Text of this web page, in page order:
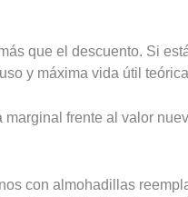
que el descuento. Si
y máxima vida útil
frente al valor
con almohadillas